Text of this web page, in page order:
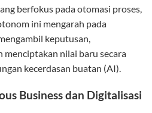
berfokus pada otomasi proses,
ini mengarah pada
keputusan,
menciptakan nilai baru secara
kecerdasan buatan (AI).
Business dan Digitalisasi